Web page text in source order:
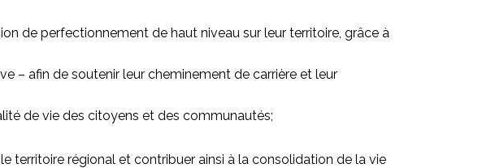
de perfectionnement de haut niveau sur leur territoire, grâce à
– afin de soutenir leur cheminement de carrière et leur
de vie des citoyens et des communautés;
territoire régional et contribuer ainsi à la consolidation de la vie